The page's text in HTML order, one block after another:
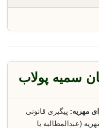
سمیه پولاب
مهریه: پیگیری قانونی
(عندالمطالبه یا